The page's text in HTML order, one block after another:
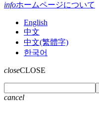
infoホームページについて
English
中文
中文(繁體字)
한국어
closeCLOSE
cancel